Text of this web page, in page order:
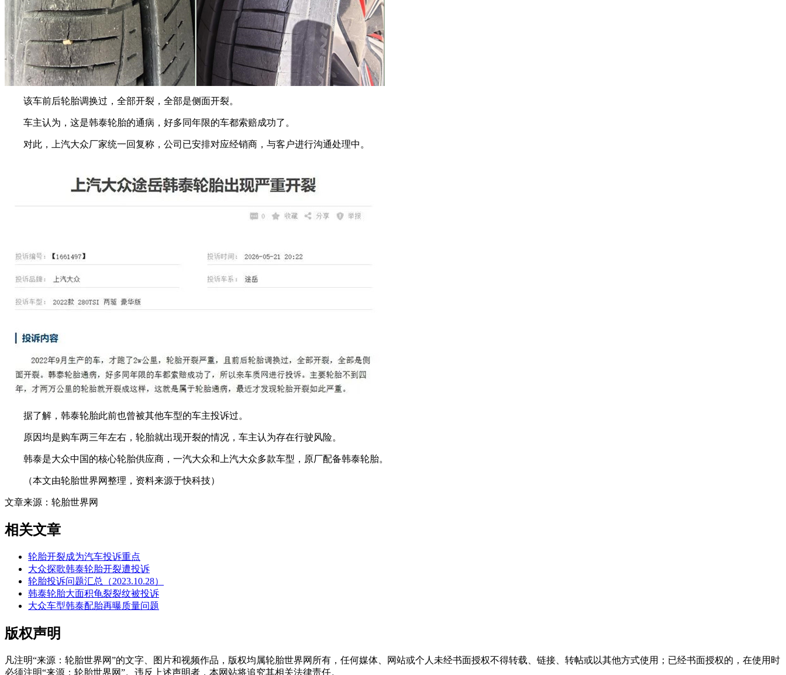
该车前后轮胎调换过，全部开裂，全部是侧面开裂。
车主认为，这是韩泰轮胎的通病，好多同年限的车都索赔成功了。
对此，上汽大众厂家统一回复称，公司已安排对应经销商，与客户进行沟通处理中。
据了解，韩泰轮胎此前也曾被其他车型的车主投诉过。
原因均是购车两三年左右，轮胎就出现开裂的情况，车主认为存在行驶风险。
韩泰是大众中国的核心轮胎供应商，一汽大众和上汽大众多款车型，原厂配备韩泰轮胎。
（本文由轮胎世界网整理，资料来源于快科技）
文章来源：轮胎世界网
相关文章
轮胎开裂成为汽车投诉重点
大众探歌韩泰轮胎开裂遭投诉
轮胎投诉问题汇总（2023.10.28）
韩泰轮胎大面积龟裂裂纹被投诉
大众车型韩泰配胎再曝质量问题
版权声明
凡注明“来源：轮胎世界网”的文字、图片和视频作品，版权均属轮胎世界网所有，任何媒体、网站或个人未经书面授权不得转载、链接、转帖或以其他方式使用；已经书面授权的，在使用时
必须注明“来源：轮胎世界网”。违反上述声明者，本网站将追究其相关法律责任。